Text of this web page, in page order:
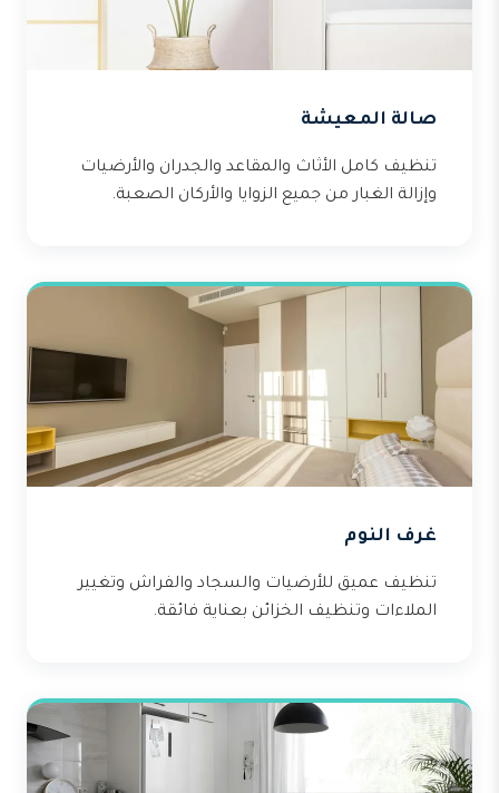
صالة المعيشة
تنظيف كامل الأثاث والمقاعد والجدران والأرضيات
وإزالة الغبار من جميع الزوايا والأركان الصعبة.
غرف النوم
تنظيف عميق للأرضيات والسجاد والفراش وتغيير
الملاءات وتنظيف الخزائن بعناية فائقة.